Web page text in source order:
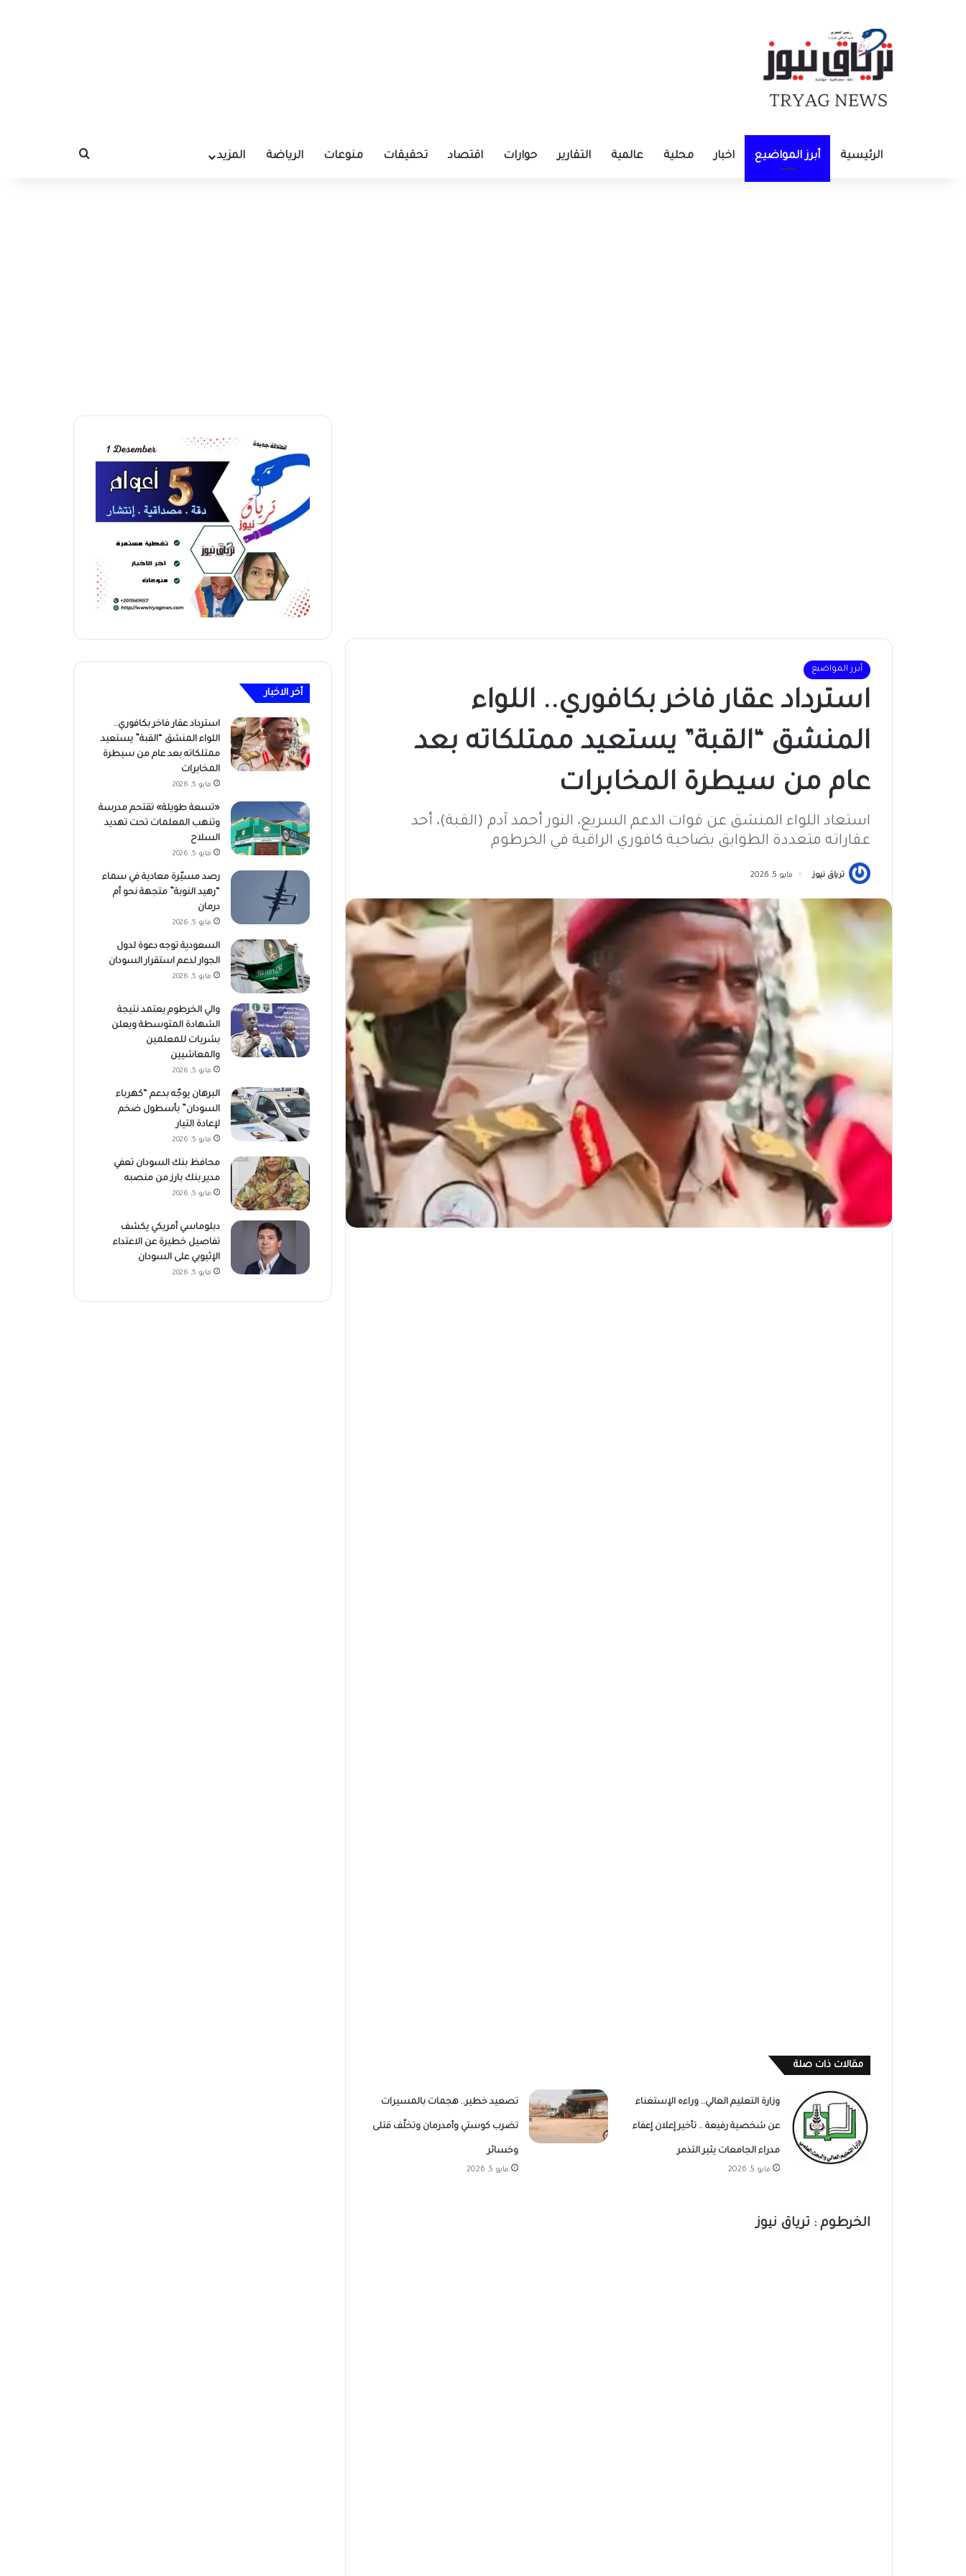
الرئيسية أبرز المواضيع اخبار محلية عالمية التقارير حوارات اقتصاد تحقيقات منوعات الرياضة المزيد بحث عن
أبرز المواضيع
استرداد عقار فاخر بكافوري.. اللواء
المنشق “القبة” يستعيد ممتلكاته بعد
عام من سيطرة المخابرات
استعاد اللواء المنشق عن قوات الدعم السريع، النور أحمد آدم (القبة)، أحد
عقاراته متعددة الطوابق بضاحية كافوري الراقية في الخرطوم
ترياق نيوز مايو 5, 2026
مقالات ذات صلة
وزارة التعليم العالي.. وراءه الإستغناء
عن شخصية رفيعة .. تأخير إعلان إعفاء
مدراء الجامعات يثير التذمر
مايو 5, 2026
تصعيد خطير.. هجمات بالمسيرات
تضرب كوستي وأمدرمان وتخلّف قتلى
وخسائر
مايو 5, 2026
الخرطوم : ترياق نيوز
أخر الاخبار
استرداد عقار فاخر بكافوري..
اللواء المنشق “القبة” يستعيد
ممتلكاته بعد عام من سيطرة
المخابرات
مايو 5, 2026
«تسعة طويلة» تقتحم مدرسة
وتنهب المعلمات تحت تهديد
السلاح
مايو 5, 2026
رصد مسيّرة معادية في سماء
“رهيد النوبة” متجهة نحو أم
درمان
مايو 5, 2026
السعودية توجه دعوة لدول
الجوار لدعم استقرار السودان
مايو 5, 2026
والي الخرطوم يعتمد نتيجة
الشهادة المتوسطة ويعلن
بشريات للمعلمين
والمعاشيين
مايو 5, 2026
البرهان يوجّه بدعم “كهرباء
السودان” بأسطول ضخم
لإعادة التيار
مايو 5, 2026
محافظ بنك السودان تعفي
مدير بنك بارز من منصبه
مايو 5, 2026
دبلوماسي أمريكي يكشف
تفاصيل خطيرة عن الاعتداء
الإثيوبي على السودان
مايو 5, 2026